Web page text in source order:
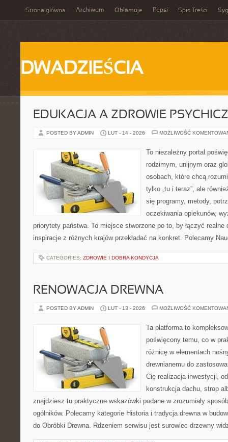
Strona główna Archiwum Okłamuje Pepsi Spis Treści
DWADZIEŚCIA
EDUKACJA A ZDROWIE
POSTED BY ADMIN LUT - 14 - 2026 MOŻLIWOŚĆ
To niezależny portal
rodzimym, unijnym oraz
osobach, które chcą
tylko „tu i teraz”, ale
się programy, metody,
oczekiwania opiekunów,
priorytety państwa. To miejsce stworzone po to, by łączyć
inspiracje z różnych krajów przekładać na konkret. Polecamy
CATEGORIES: ZDROWIE I DOBRA KONDYCJA
RENOWACJA DREWNA
POSTED BY ADMIN LUT - 13 - 2026 MOŻLIWOŚĆ
Ta platforma to
poświęcony temu, co w
różnicę w elementach
drewnianemu do
Cię realizacja inwestycji,
konstrukcja dachu, strop
znajdziesz tu praktyczne wskazówki podane w zrozumiały
ogólników. Polecamy kategorie Historia i tradycja drewna w
do Obróbki Drewna. Rdzeniem serwisu jest surowiec drzewny